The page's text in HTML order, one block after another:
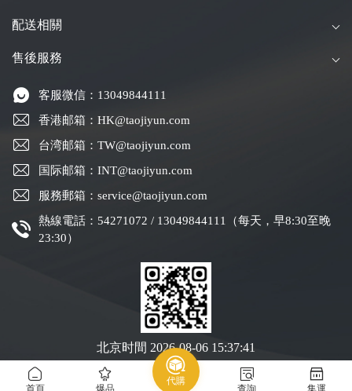
首頁 爆品
代購
查詢 集運
配送相關
售後服務
客服微信：13049844111
香港邮箱：HK@taojiyun.com
台湾邮箱：TW@taojiyun.com
国际邮箱：INT@taojiyun.com
服務郵箱：service@taojiyun.com
熱線電話：54271072 / 13049844111（每天，早8:30至晚
23:30）
北京时間 2026-08-06 15:37:41
Copyright © 2019-2025 深圳市跨進物流有限公司版權所有粵ICP備19088004號-1